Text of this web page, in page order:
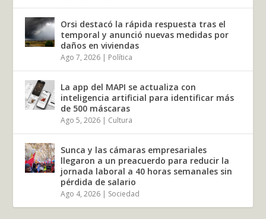
Orsi destacó la rápida respuesta tras el
temporal y anunció nuevas medidas por
daños en viviendas
Ago 7, 2026 | Política
La app del MAPI se actualiza con
inteligencia artificial para identificar más
de 500 máscaras
Ago 5, 2026 | Cultura
Sunca y las cámaras empresariales
llegaron a un preacuerdo para reducir la
jornada laboral a 40 horas semanales sin
pérdida de salario
Ago 4, 2026 | Sociedad